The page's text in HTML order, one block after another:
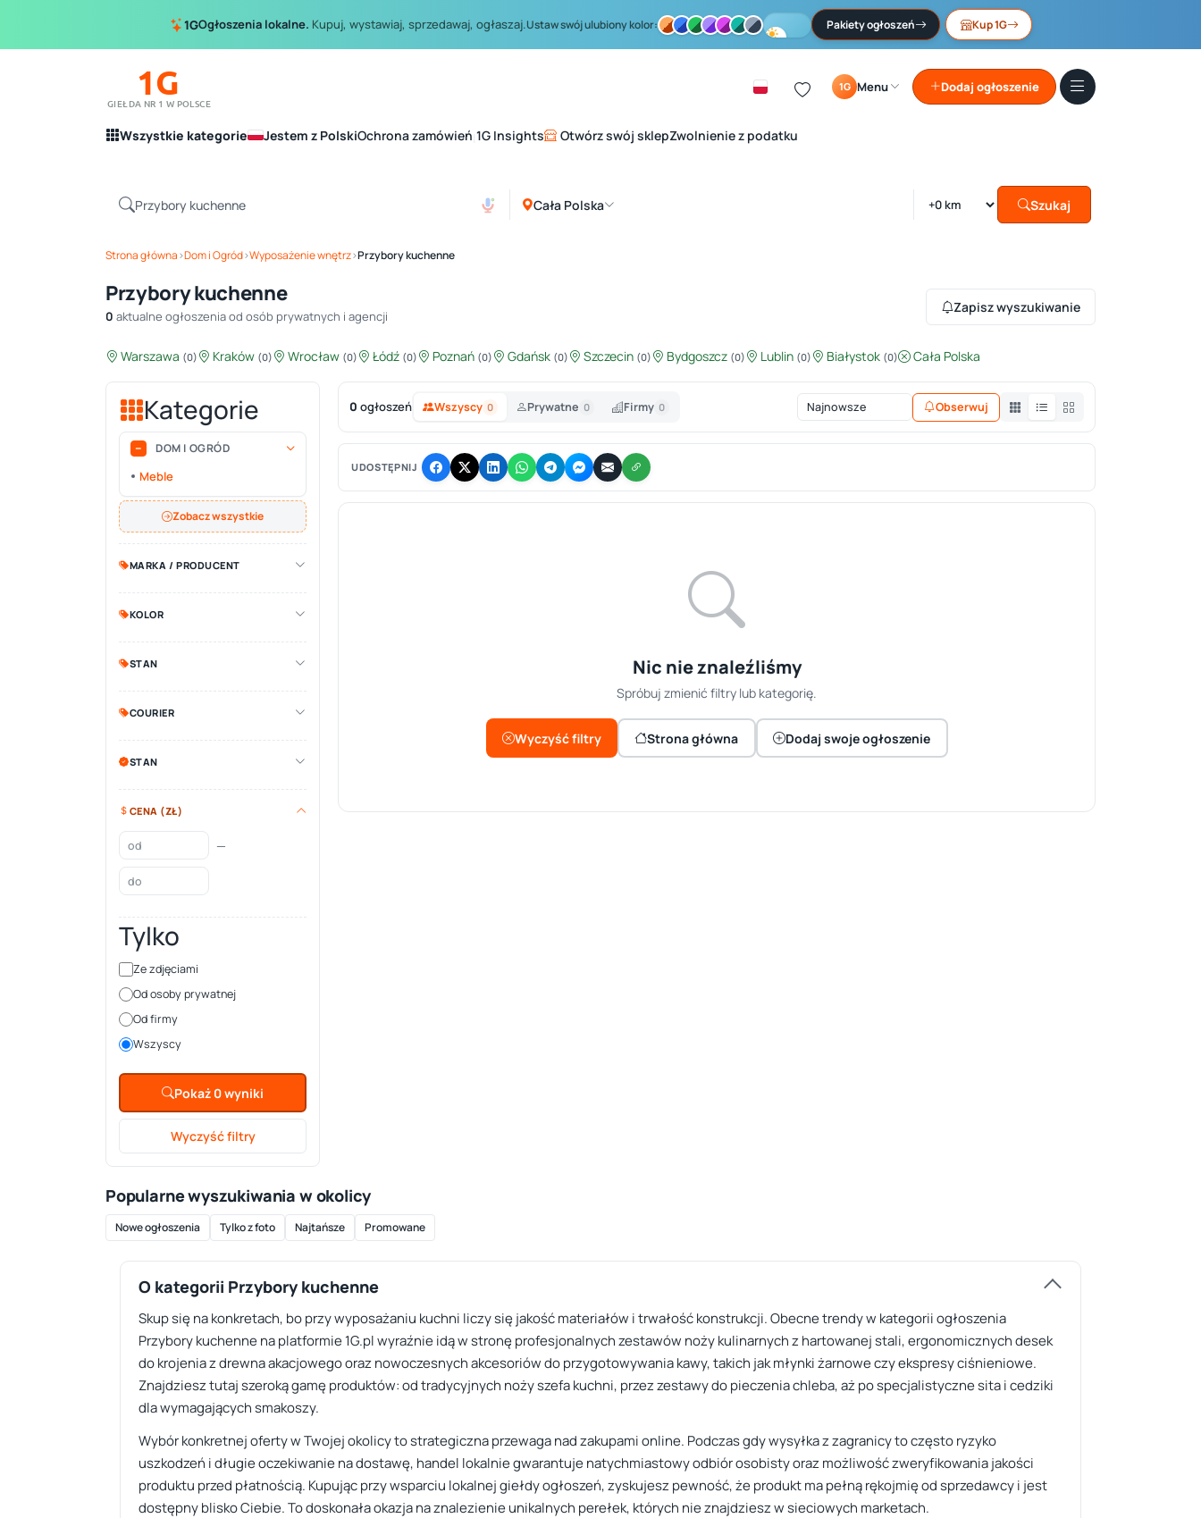
1GOgłoszenia lokalne. Kupuj, wystawiaj, sprzedawaj, ogłaszaj.Ustaw swój ulubiony kolor: Pakiety ogłoszeń Kup 1G
1G
GIEŁDA NR 1 W POLSCE
1G Menu Dodaj ogłoszenie
Wszystkie kategorie Jestem z PolskiOchrona zamówień 1G Insights Otwórz swój sklepZwolnienie z podatku
Cała Polska Szukaj
Strona główna›Dom i Ogród›Wyposażenie wnętrz›Przybory kuchenne
Przybory kuchenne
0 aktualne ogłoszenia od osób prywatnych i agencji
Zapisz wyszukiwanie
Warszawa (0) Kraków (0) Wrocław (0) Łódź (0) Poznań (0) Gdańsk (0) Szczecin (0) Bydgoszcz (0) Lublin (0) Białystok (0) Cała Polska
Kategorie
DOM I OGRÓD
Meble
Zobacz wszystkie
MARKA / PRODUCENT
KOLOR
STAN
COURIER
STAN
CENA (ZŁ)
—
Tylko
Ze zdjęciami
Od osoby prywatnej
Od firmy
Wszyscy
Pokaż 0 wyniki
Wyczyść filtry
0 ogłoszeń Wszyscy 0 Prywatne 0 Firmy 0 Obserwuj
UDOSTĘPNIJ
Nic nie znaleźliśmy
Spróbuj zmienić filtry lub kategorię.
Wyczyść filtry Strona główna Dodaj swoje ogłoszenie
Popularne wyszukiwania w okolicy
Nowe ogłoszenia Tylko z foto Najtańsze Promowane
O kategorii Przybory kuchenne
Skup się na konkretach, bo przy wyposażaniu kuchni liczy się jakość materiałów i trwałość konstrukcji. Obecne trendy w kategorii ogłoszenia
Przybory kuchenne na platformie 1G.pl wyraźnie idą w stronę profesjonalnych zestawów noży kulinarnych z hartowanej stali, ergonomicznych desek
do krojenia z drewna akacjowego oraz nowoczesnych akcesoriów do przygotowywania kawy, takich jak młynki żarnowe czy ekspresy ciśnieniowe.
Znajdziesz tutaj szeroką gamę produktów: od tradycyjnych noży szefa kuchni, przez zestawy do pieczenia chleba, aż po specjalistyczne sita i cedziki
dla wymagających smakoszy.
Wybór konkretnej oferty w Twojej okolicy to strategiczna przewaga nad zakupami online. Podczas gdy wysyłka z zagranicy to często ryzyko
uszkodzeń i długie oczekiwanie na dostawę, handel lokalnie gwarantuje natychmiastowy odbiór osobisty oraz możliwość zweryfikowania jakości
produktu przed płatnością. Kupując przy wsparciu lokalnej giełdy ogłoszeń, zyskujesz pewność, że produkt ma pełną rękojmię od sprzedawcy i jest
dostępny blisko Ciebie. To doskonała okazja na znalezienie unikalnych perełek, których nie znajdziesz w sieciowych marketach.